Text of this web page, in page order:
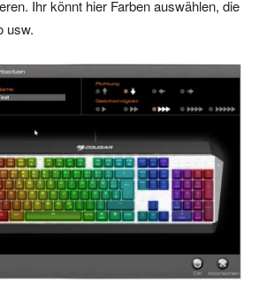
Ihr könnt hier Farben auswählen, die
usw.